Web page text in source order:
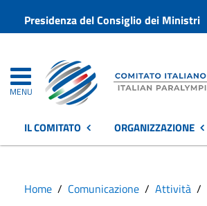
Presidenza del Consiglio dei Ministri
MENU
IL COMITATO ORGANIZZAZIONE
Home Comunicazione Attività